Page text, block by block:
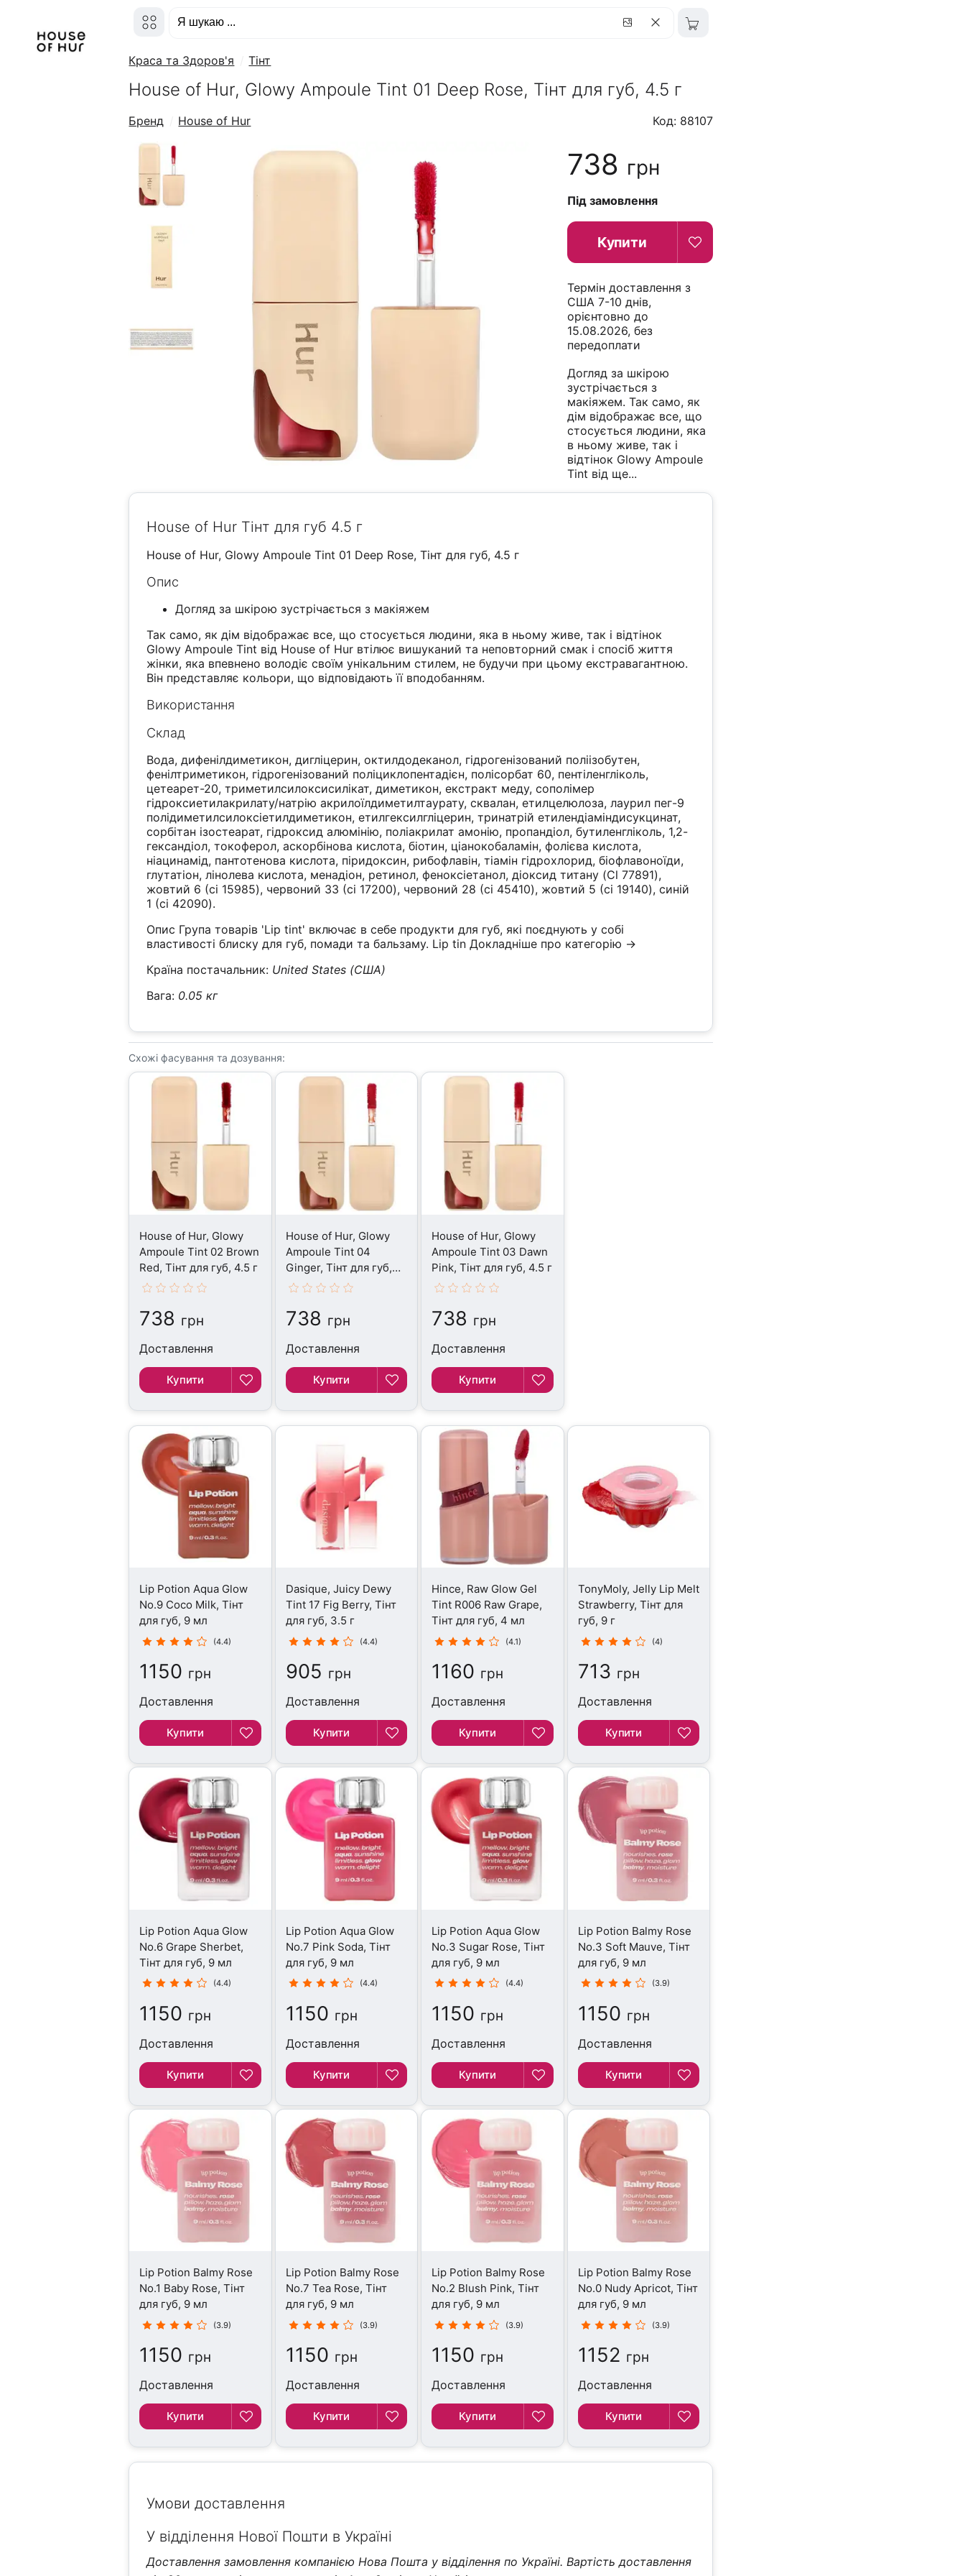
Краса та Здоров'я Тінт
House of Hur, Glowy Ampoule Tint 01 Deep Rose, Тінт для губ, 4.5 г
Бренд House of Hur Код: 88107
738 грн
Під замовлення
Купити
Термін доставлення з
США 7-10 днів,
орієнтовно до
15.08.2026, без
передоплати
Догляд за шкірою
зустрічається з
макіяжем. Так само, як
дім відображає все, що
стосується людини, яка
в ньому живе, так і
відтінок Glowy Ampoule
Tint від ще...
House of Hur Тінт для губ 4.5 г
House of Hur, Glowy Ampoule Tint 01 Deep Rose, Тінт для губ, 4.5 г
Опис
Догляд за шкірою зустрічається з макіяжем
Так само, як дім відображає все, що стосується людини, яка в ньому живе, так і відтінок
Glowy Ampoule Tint від House of Hur втілює вишуканий та неповторний смак і спосіб життя
жінки, яка впевнено володіє своїм унікальним стилем, не будучи при цьому екстравагантною.
Він представляє кольори, що відповідають її вподобанням.
Використання
Склад
Вода, дифенілдиметикон, дигліцерин, октилдодеканол, гідрогенізований поліізобутен,
фенілтриметикон, гідрогенізований поліциклопентадієн, полісорбат 60, пентіленгліколь,
цетеарет-20, триметилсилоксисилікат, диметикон, екстракт меду, сополімер
гідроксиетилакрилату/натрію акрилоїлдиметилтаурату, сквалан, етилцелюлоза, лаурил пег-9
полідиметилсилоксіетилдиметикон, етилгексилгліцерин, тринатрій етилендіаміндисукцинат,
сорбітан ізостеарат, гідроксид алюмінію, поліакрилат амонію, пропандіол, бутиленгліколь, 1,2-
гександіол, токоферол, аскорбінова кислота, біотин, ціанокобаламін, фолієва кислота,
ніацинамід, пантотенова кислота, піридоксин, рибофлавін, тіамін гідрохлорид, біофлавоноїди,
глутатіон, лінолева кислота, менадіон, ретинол, феноксіетанол, діоксид титану (Cl 77891),
жовтий 6 (ci 15985), червоний 33 (ci 17200), червоний 28 (ci 45410), жовтий 5 (ci 19140), синій
1 (ci 42090).
Опис Група товарів 'Lip tint' включає в себе продукти для губ, які поєднують у собі
властивості блиску для губ, помади та бальзаму. Lip tinДокладніше про категорію →
Країна постачальник: United States (США)
Вага: 0.05 кг
Схожі фасування та дозування:
House of Hur, Glowy
Ampoule Tint 02 Brown
Red, Тінт для губ, 4.5 г
738 грн
Доставлення
Купити
House of Hur, Glowy
Ampoule Tint 04
Ginger, Тінт для губ,
4.5 г
738 грн
Доставлення
Купити
House of Hur, Glowy
Ampoule Tint 03 Dawn
Pink, Тінт для губ, 4.5 г
738 грн
Доставлення
Купити
Lip Potion Aqua Glow
No.9 Coco Milk, Тінт
для губ, 9 мл
(4.4)
1150 грн
Доставлення
Купити
Dasique, Juicy Dewy
Tint 17 Fig Berry, Тінт
для губ, 3.5 г
(4.4)
905 грн
Доставлення
Купити
Hince, Raw Glow Gel
Tint R006 Raw Grape,
Тінт для губ, 4 мл
(4.1)
1160 грн
Доставлення
Купити
TonyMoly, Jelly Lip Melt
Strawberry, Тінт для
губ, 9 г
(4)
713 грн
Доставлення
Купити
Lip Potion Aqua Glow
No.6 Grape Sherbet,
Тінт для губ, 9 мл
(4.4)
1150 грн
Доставлення
Купити
Lip Potion Aqua Glow
No.7 Pink Soda, Тінт
для губ, 9 мл
(4.4)
1150 грн
Доставлення
Купити
Lip Potion Aqua Glow
No.3 Sugar Rose, Тінт
для губ, 9 мл
(4.4)
1150 грн
Доставлення
Купити
Lip Potion Balmy Rose
No.3 Soft Mauve, Тінт
для губ, 9 мл
(3.9)
1150 грн
Доставлення
Купити
Lip Potion Balmy Rose
No.1 Baby Rose, Тінт
для губ, 9 мл
(3.9)
1150 грн
Доставлення
Купити
Lip Potion Balmy Rose
No.7 Tea Rose, Тінт
для губ, 9 мл
(3.9)
1150 грн
Доставлення
Купити
Lip Potion Balmy Rose
No.2 Blush Pink, Тінт
для губ, 9 мл
(3.9)
1150 грн
Доставлення
Купити
Lip Potion Balmy Rose
No.0 Nudy Apricot, Тінт
для губ, 9 мл
(3.9)
1152 грн
Доставлення
Купити
Умови доставлення
У відділення Нової Пошти в Україні
Доставлення замовлення компанією Нова Пошта у відділення по Україні. Вартість доставлення